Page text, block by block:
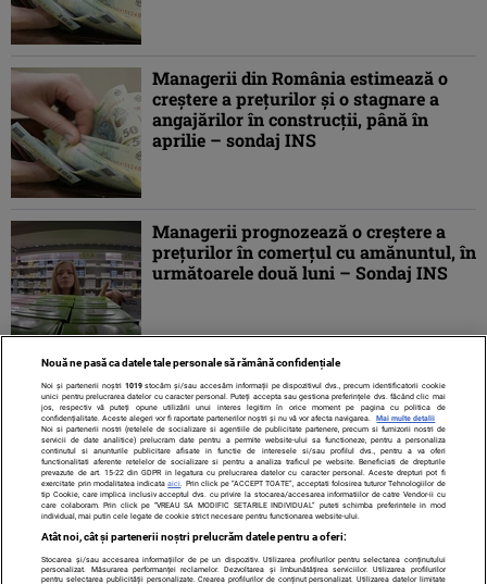
Managerii din România estimează o
creştere a preţurilor şi o stagnare a
angajărilor în construcţii, până în
aprilie – sondaj INS
Managerii prognozează o creştere a
preţurilor în comerţul cu amănuntul, în
următoarele două luni – Sondaj INS
1 2 »
Contact Despre noi Termeni și condiții
Nouă ne pasă ca datele tale personale să rămână confidențiale
Noi și partenerii noștri 1019stocăm și/sau accesăm informații pe dispozitivul dvs., precum identificatorii cookie
unici pentru prelucrarea datelor cu caracter personal. Puteți accepta sau gestiona preferințele dvs. făcând clic mai
jos, respectiv vă puteți opune utilizării unui interes legitim în orice moment pe pagina cu politica de
confidențialitate. Aceste alegeri vor fi raportate partenerilor noștri și nu vă vor afecta navigarea.
Mai multe detalii
Noi si partenerii nostri (retelele de socializare si agentiile de publicitate partenere, precum si furnizorii nostri de
servicii de date analitice) prelucram date pentru a permite website-ului sa functioneze, pentru a personaliza
continutul si anunturile publicitare afisate in functie de interesele si/sau profilul dvs., pentru a va oferi
functionalitati aferente retelelor de socializare si pentru a analiza traficul pe website. Beneficiati de drepturile
prevazute de art. 15-22 din GDPR in legatura cu prelucrarea datelor cu caracter personal. Aceste drepturi pot fi
exercitate prin modalitatea indicataaici . Prin click pe “ACCEPT TOATE”, acceptati folosirea tuturor Tehnologiilor de
tip Cookie, care implica inclusiv acceptul dvs. cu privire la stocarea/accesarea informatiilor de catre Vendor-ii cu
care colaboram. Prin click pe “VREAU SA MODIFIC SETARILE INDIVIDUAL” puteti schimba preferintele in mod
individual, mai putin cele legate de cookie strict necesare pentru functionarea website-ului.
Atât noi, cât și partenerii noștri prelucrăm datele pentru a oferi:
Stocarea și/sau accesarea informațiilor de pe un dispozitiv. Utilizarea profilurilor pentru selectarea conținutului
personalizat. Măsurarea performanței reclamelor. Dezvoltarea și îmbunătățirea serviciilor. Utilizarea profilurilor
pentru selectarea publicității personalizate. Crearea profilurilor de conținut personalizat. Utilizarea datelor limitate